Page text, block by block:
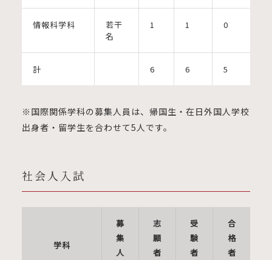
情報科学科
若干
名
1 1 0
計 6 6 5
※国際関係学科の募集人員は、帰国生・在日外国人学校
出身者・留学生を合わせて5人です。
社会人入試
学科
募
集
人
志
願
者
受
験
者
合
格
者